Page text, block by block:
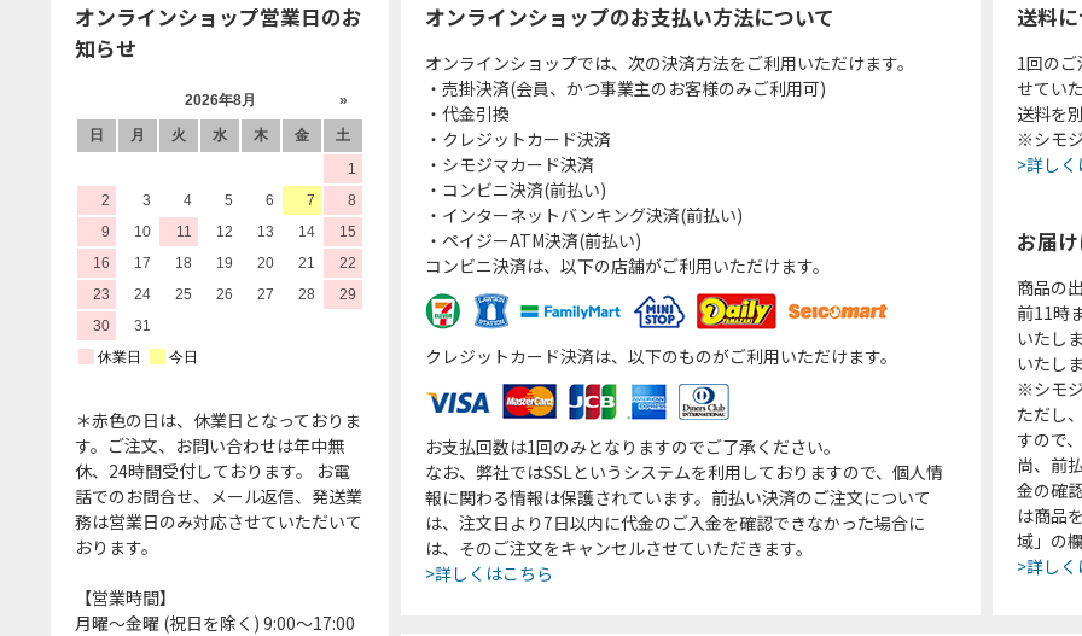
オンラインショップ営業日のお
知らせ
＊赤色の日は、休業日となっておりま
す。ご注文、お問い合わせは年中無
休、24時間受付しております。 お電
話でのお問合せ、メール返信、発送業
務は営業日のみ対応させていただいて
おります。
【営業時間】
月曜～金曜 (祝日を除く) 9:00～17:00
オンラインショップのお支払い方法について
オンラインショップでは、次の決済方法をご利用いただけます。
・売掛決済(会員、かつ事業主のお客様のみご利用可)
・代金引換
・クレジットカード決済
・シモジマカード決済
・コンビニ決済(前払い)
・インターネットバンキング決済(前払い)
・ペイジーATM決済(前払い)
コンビニ決済は、以下の店舗がご利用いただけます。
クレジットカード決済は、以下のものがご利用いただけます。
お支払回数は1回のみとなりますのでご了承ください。
なお、弊社ではSSLというシステムを利用しておりますので、個人情
報に関わる情報は保護されています。前払い決済のご注文について
は、注文日より7日以内に代金のご入金を確認できなかった場合に
は、そのご注文をキャンセルさせていただきます。
>詳しくはこちら
送料
1回の
せてい
送料を
※シモ
>詳し
お届
商品の
前11時
いたし
いたし
※シモ
ただし
すので
尚、前
金の確
は商品
域」の
>詳し